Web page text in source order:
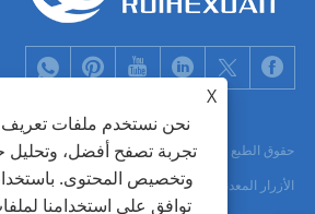
الأزرار المعدنية، ومصنعي سحاب المنزلق، وموردي
X
نحن نستخدم ملفات تعريف
تجربة تصفح أفضل، وتحليل
وتخصيص المحتوى.
توافق على استخدامنا